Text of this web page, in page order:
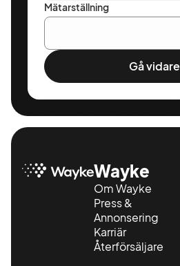
Mätarställning
Gå vidare
Wayke
Om Wayke
Press &
Annonsering
Karriär
Återförsäljare